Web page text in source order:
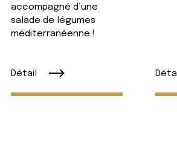
accompagné d’une
salade de légumes
méditerranéenne !
Détail